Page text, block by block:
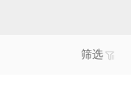
筛选